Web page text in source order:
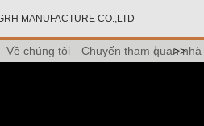
MANUFACTURE CO.,LTD
Về chúng tôi Chuyến tham quan nhà
>>